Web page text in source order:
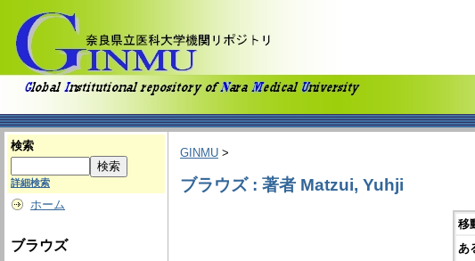
検索
詳細検索
ホーム
ブラウズ
GINMU >
ブラウズ : 著者 Matzui, Yuhji
移
あ